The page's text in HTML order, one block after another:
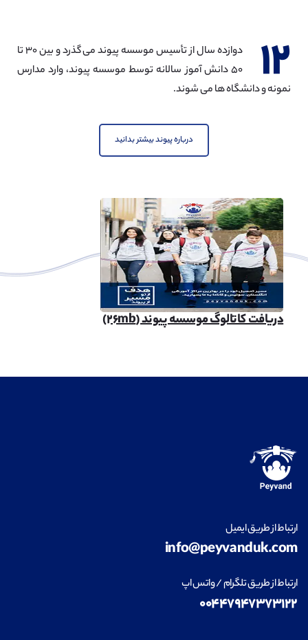
۱۲
دوازده سال از تأسیس موسسه پیوند می گذرد و بین ۳۰ تا
۵۰ دانش آموز سالانه توسط موسسه پیوند، وارد مدارس
نمونه و دانشگاه ها می شوند.
درباره پیوند بیشتر بدانید
دریافت کاتالوگ موسسه پیوند (۲۶mb)
ارتباط از طریق ایمیل
info@peyvanduk.com
ارتباط از طریق تلگرام / واتس اپ
۰۰۴۴۷۹۴۷۳۷۳۱۲۲